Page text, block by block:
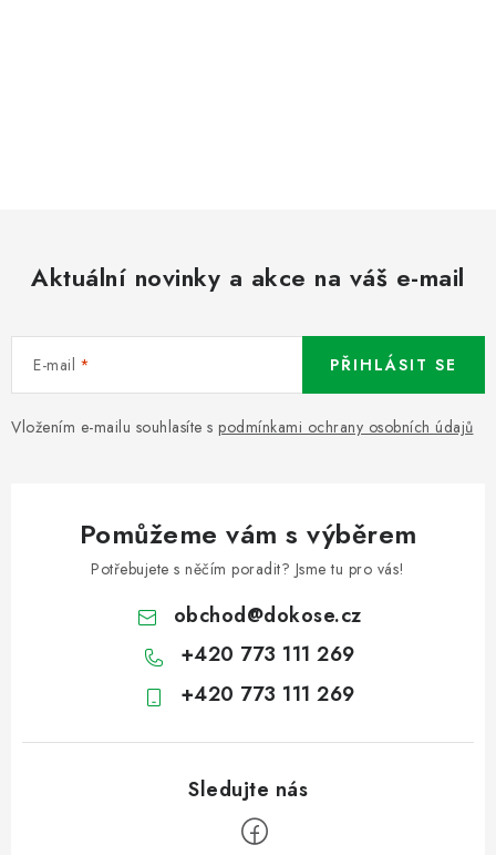
Aktuální novinky a akce na váš e-mail
E-mail
Vložením e-mailu souhlasíte s podmínkami ochrany osobních údajů
PŘIHLÁSIT SE
Pomůžeme vám s výběrem
Potřebujete s něčím poradit? Jsme tu pro vás!
obchod@dokose.cz
+420 773 111 269
+420 773 111 269